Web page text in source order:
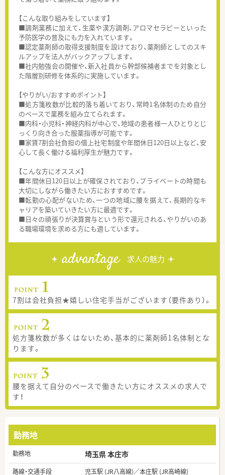
【こんな取り組みをしています】
■調剤業務に加えて、生薬や漢方調剤、アロマセラピーといった
予防医学の普及にも力を入れています。
■認定薬剤師の取得支援制度を設けており、薬剤師としてのスキ
ルアップを法人がバックアップします。
■社内勉強会の開催や、新入社員から幹部候補者までを対象とし
た階層別研修を体系的に実施しています。
【やりがい/おすすめポイント】
■処方箋枚数が比較的落ち着いており、常時1名体制のため自分
のペースで業務を組み立てられます。
■内科・小児科・神経内科が中心で、地域の患者様一人ひとりとじ
っくり向き合った服薬指導が可能です。
■家賃7割会社負担の借上社宅制度や年間休日120日以上など、安
心して長く働ける福利厚生が魅力です。
【こんな方にオススメ】
■年間休日120日以上が確保されており、プライベートの時間も
大切にしながら働きたい方におすすめです。
■転勤の心配がないため、一つの地域に腰を据えて、長期的なキ
ャリアを築いていきたい方に最適です。
■日々の頑張りが決算賞与という形で還元される、やりがいのあ
る職場環境を求める方にも適しています。
advantage 求人の魅力
7割は会社負担★嬉しい住宅手当がございます（要件あり）。
処方箋枚数が多くはないため、基本的に薬剤師1名体制とな
ります。
腰を据えて自分のペースで働きたい方にオススメの求人で
す！
勤務地
勤務地 埼玉県 本庄市
路線・交通手段
児玉駅 (JR八高線)／本庄駅 (JR高崎線)